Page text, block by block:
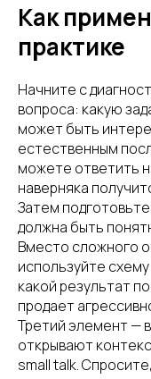
Как
практике
Начните с
вопроса: какую
может быть
естественным
можете ответить
наверняка
Затем
должна быть
Вместо сложного
используйте
какой результат
продает
Третий элемент —
открывают
small talk.